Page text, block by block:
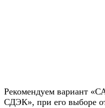
Рекомендуем
СДЭК», при его выборе